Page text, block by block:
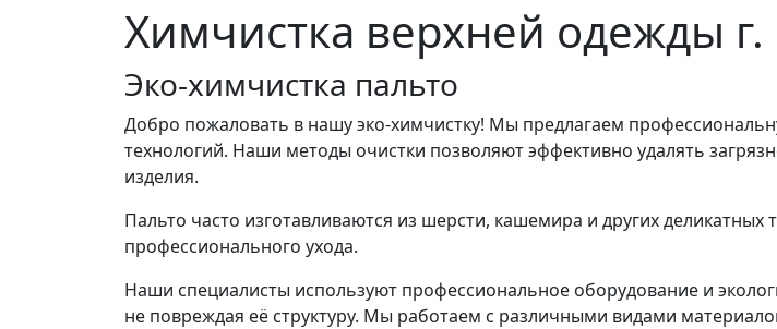
Химчистка верхней одежды
Эко-химчистка пальто
Добро пожаловать в нашу эко-химчистку! Мы предлагаем
технологий. Наши методы очистки позволяют эффективно удалять
изделия.
Пальто часто изготавливаются из шерсти, кашемира и других
профессионального ухода.
Наши специалисты используют профессиональное оборудование и
не повреждая её структуру. Мы работаем с различными видами